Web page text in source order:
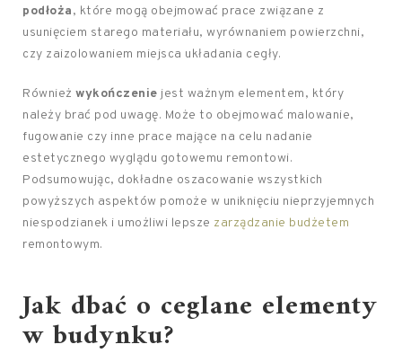
podłoża, które mogą obejmować prace związane z
usunięciem starego materiału, wyrównaniem powierzchni,
czy zaizolowaniem miejsca układania cegły.
Również wykończenie jest ważnym elementem, który
należy brać pod uwagę. Może to obejmować malowanie,
fugowanie czy inne prace mające na celu nadanie
estetycznego wyglądu gotowemu remontowi.
Podsumowując, dokładne oszacowanie wszystkich
powyższych aspektów pomoże w uniknięciu nieprzyjemnych
niespodzianek i umożliwi lepsze zarządzanie budżetem
remontowym.
Jak dbać o ceglane elementy
w budynku?